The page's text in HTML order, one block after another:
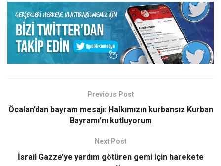
Previous Post
Öcalan’dan bayram mesajı: Halkımızın kurbansız Kurban
Bayramı’nı kutluyorum
Next Post
İsrail Gazze’ye yardım götüren gemi için harekete